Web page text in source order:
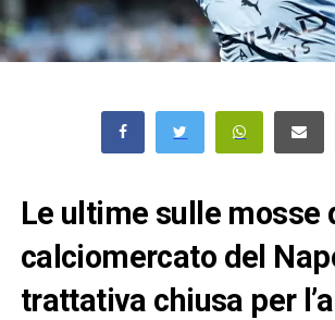
Le ultime sulle mosse
calciomercato del
trattativa chiusa per